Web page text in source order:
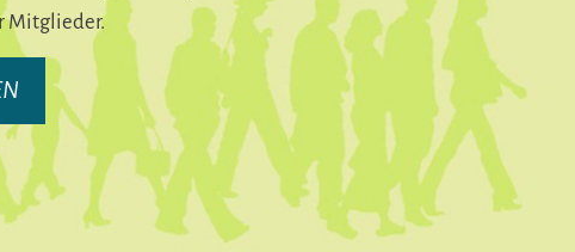
Mitglieder.